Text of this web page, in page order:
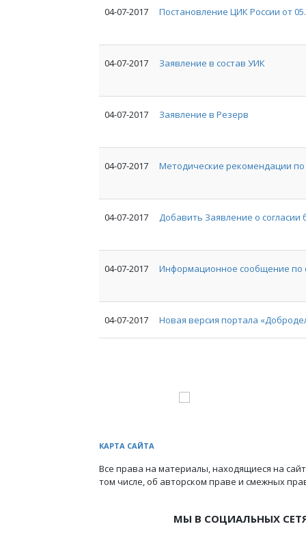
04-07-2017 Постановление ЦИК России от
04-07-2017 Заявление в состав УИК
04-07-2017 Заявление в Резерв
04-07-2017 Методические рекомендации
04-07-2017 Добавить Заявление о согласии
04-07-2017 Информационное сообщение по
04-07-2017 Новая версия портала
КАРТА САЙТА
Все права на материалы, находящиеся на
том числе, об авторском праве и смежных
МЫ В СОЦИАЛЬНЫХ